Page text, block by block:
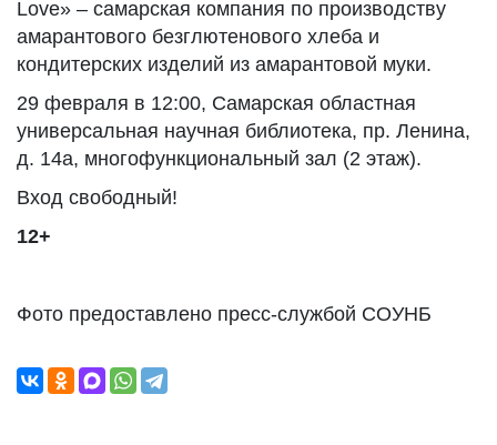
Love» – самарская компания по производству
амарантового безглютенового хлеба и
кондитерских изделий из амарантовой муки.
29 февраля в 12:00, Самарская областная
универсальная научная библиотека, пр. Ленина,
д. 14а, многофункциональный зал (2 этаж).
Вход свободный!
12+
Фото предоставлено пресс-службой СОУНБ